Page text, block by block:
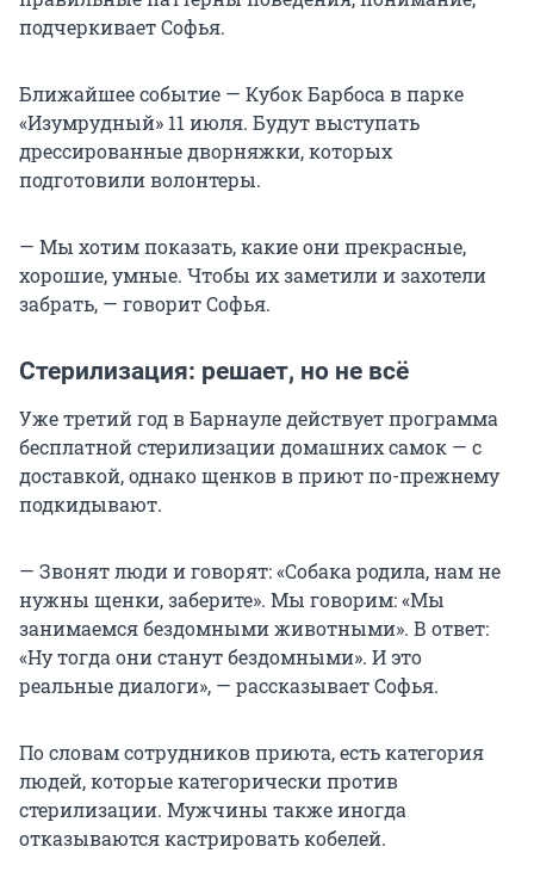
подчеркивает Софья.
Ближайшее событие — Кубок Барбоса в парке
«Изумрудный» 11 июля. Будут выступать
дрессированные дворняжки, которых
подготовили волонтеры.
— Мы хотим показать, какие они прекрасные,
хорошие, умные. Чтобы их заметили и захотели
забрать, — говорит Софья.
Стерилизация: решает, но не всё
Уже третий год в Барнауле действует программа
бесплатной стерилизации домашних самок — с
доставкой, однако щенков в приют по-прежнему
подкидывают.
— Звонят люди и говорят: «Собака родила, нам не
нужны щенки, заберите». Мы говорим: «Мы
занимаемся бездомными животными». В ответ:
«Ну тогда они станут бездомными». И это
реальные диалоги», — рассказывает Софья.
По словам сотрудников приюта, есть категория
людей, которые категорически против
стерилизации. Мужчины также иногда
отказываются кастрировать кобелей.